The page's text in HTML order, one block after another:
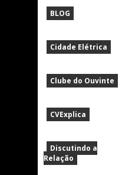
BLOG
Cidade Elétrica
Clube do Ouvinte
CVExplica
Discutindo a
Relação